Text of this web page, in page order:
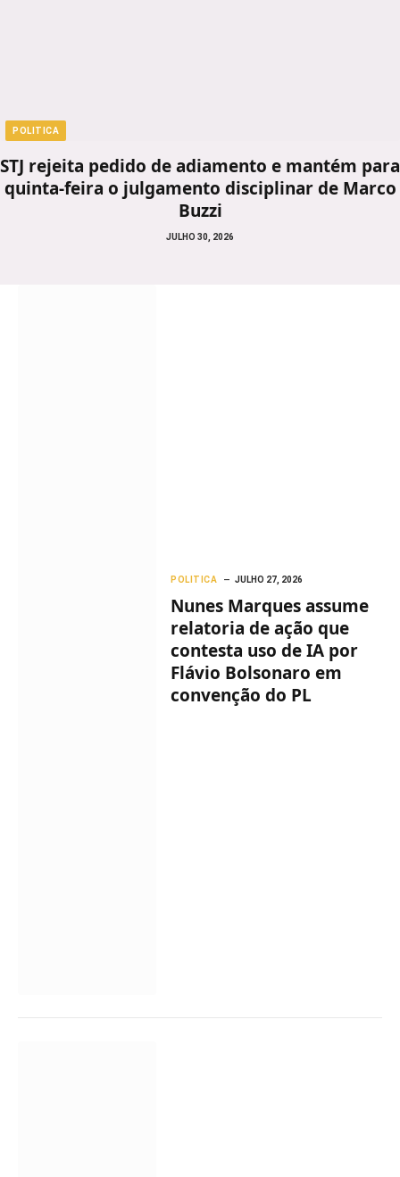
POLITICA
STJ rejeita pedido de adiamento e mantém para
quinta-feira o julgamento disciplinar de Marco
Buzzi
JULHO 30, 2026
POLITICA JULHO 27, 2026
Nunes Marques assume
relatoria de ação que
contesta uso de IA por
Flávio Bolsonaro em
convenção do PL